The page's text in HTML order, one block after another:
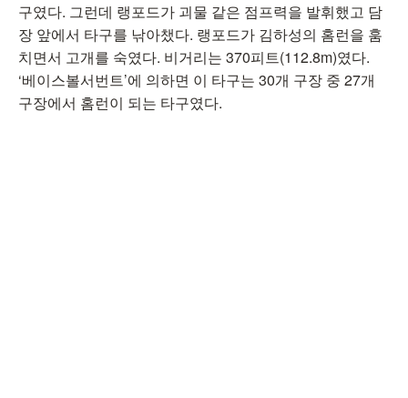
구였다. 그런데 랭포드가 괴물 같은 점프력을 발휘했고 담
장 앞에서 타구를 낚아챘다. 랭포드가 김하성의 홈런을 훔
치면서 고개를 숙였다. 비거리는 370피트(112.8m)였다.
‘베이스볼서번트’에 의하면 이 타구는 30개 구장 중 27개
구장에서 홈런이 되는 타구였다.